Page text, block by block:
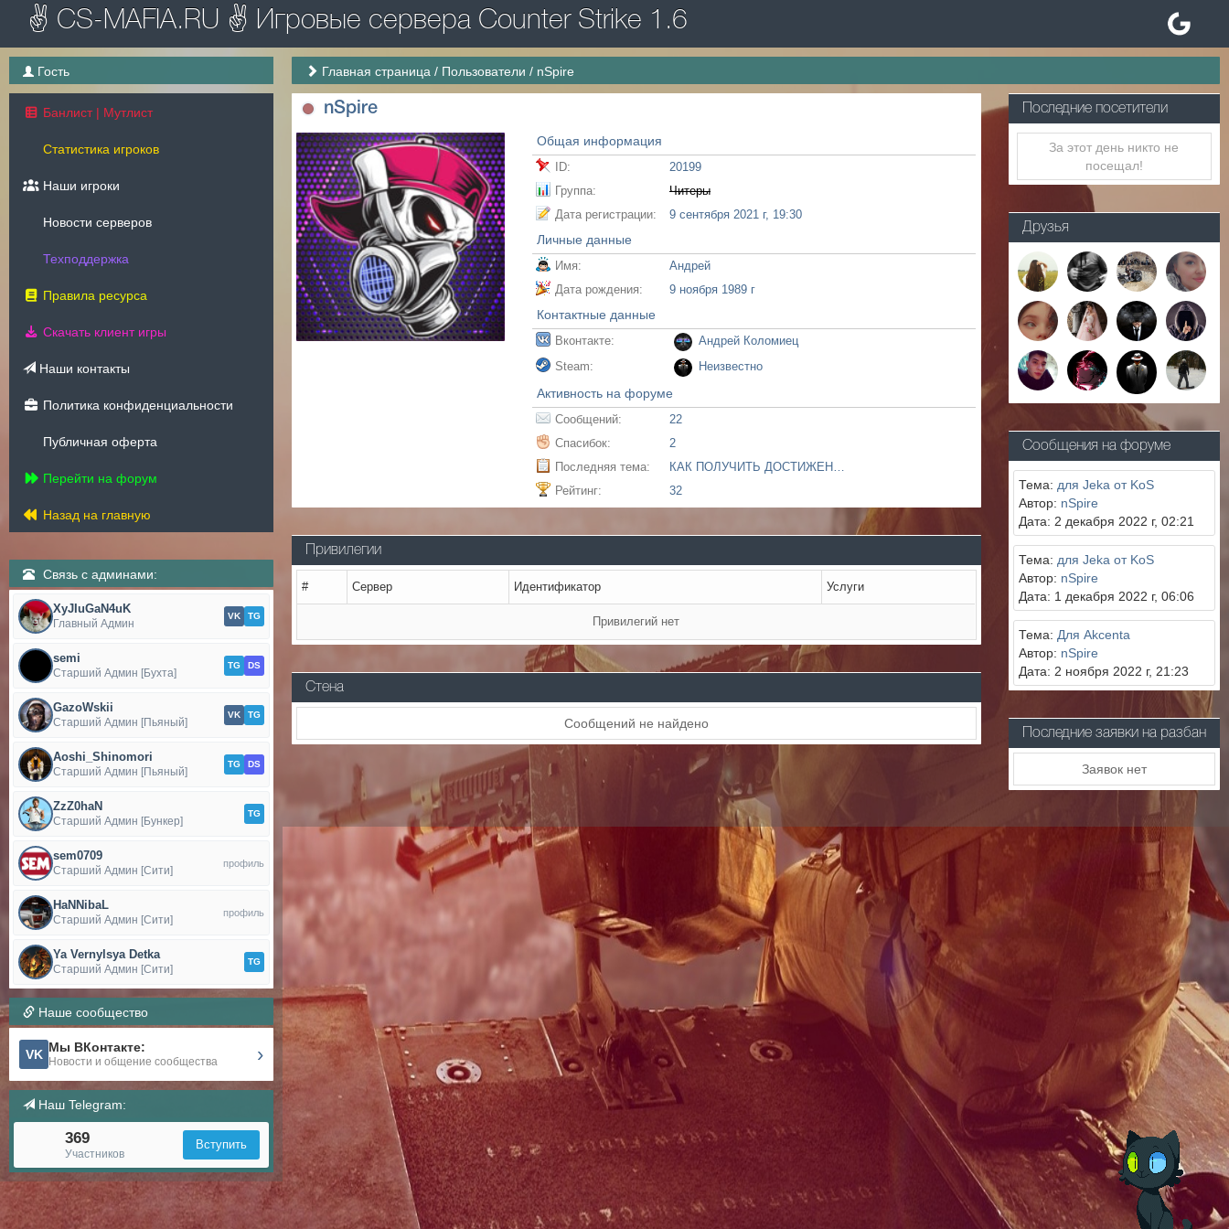
✌ CS-MAFIA.RU ✌ Игровые сервера Counter Strike 1.6
Гость
Банлист | Мутлист
Статистика игроков
Наши игроки
Новости серверов
Техподдержка
Правила ресурса
Скачать клиент игры
Наши контакты
Политика конфиденциальности
Публичная оферта
Перейти на форум
Назад на главную
Связь с админами:
XyJIuGaN4uK
Главный Админ
VK TG
semi
Старший Админ [Бухта]
TG DS
GazoWskii
Старший Админ [Пьяный]
VK TG
Aoshi_Shinomori
Старший Админ [Пьяный]
TG DS
ZzZ0haN
Старший Админ [Бункер]
TG
sem0709
Старший Админ [Сити]
профиль
HaNNibaL
Старший Админ [Сити]
профиль
Ya Vernylsya Detka
Старший Админ [Сити]
TG
Наше сообщество
VK Мы ВКонтакте:
Новости и общение сообщества ›
Наш Telegram:
369
Участников
Вступить
Главная страница / Пользователи / nSpire
nSpire
Общая информация
ID:
20199
Группа:
Читеры
Дата регистрации:
9 сентября 2021 г, 19:30
Личные данные
Имя:
Андрей
Дата рождения:
9 ноября 1989 г
Контактные данные
Вконтакте:
Андрей Коломиец
Steam:
Неизвестно
Активность на форуме
Сообщений:
22
Спасибок:
2
Последняя тема:
КАК ПОЛУЧИТЬ ДОСТИЖЕНИЕ "ВЕТЕРАН" - наглядный пример.
Рейтинг:
32
Привилегии
# Сервер Идентификатор Услуги
Привилегий нет
Стена
Сообщений не найдено
Последние посетители
За этот день никто не
посещал!
Друзья
Сообщения на форуме
Тема: для Jeka от KoS
Автор: nSpire
Дата: 2 декабря 2022 г, 02:21
Тема: для Jeka от KoS
Автор: nSpire
Дата: 1 декабря 2022 г, 06:06
Тема: Для Akcenta
Автор: nSpire
Дата: 2 ноября 2022 г, 21:23
Последние заявки на разбан
Заявок нет